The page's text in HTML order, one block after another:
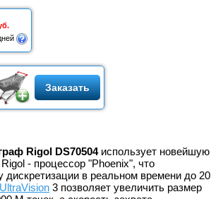
Заказать
Rigol DS70504использует новейшую
- процессор "Phoenix", что
дискретизации в реальном времени до 20
UltraVision 3 позволяет увеличить размер